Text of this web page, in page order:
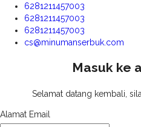
6281211457003
6281211457003
6281211457003
cs@minumanserbuk.com
Masuk ke
Selamat datang kembali,
Alamat Email